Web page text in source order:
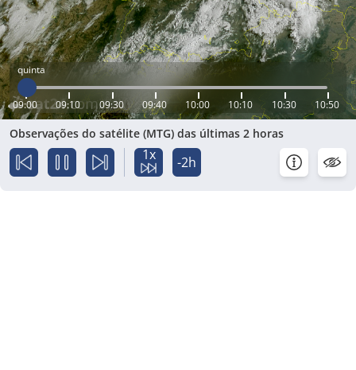
quinta
09:00 09:10 09:30 09:40 10:00 10:10 10:30 10:50
Observações do satélite (MTG) das últimas 2 horas
1x -2h